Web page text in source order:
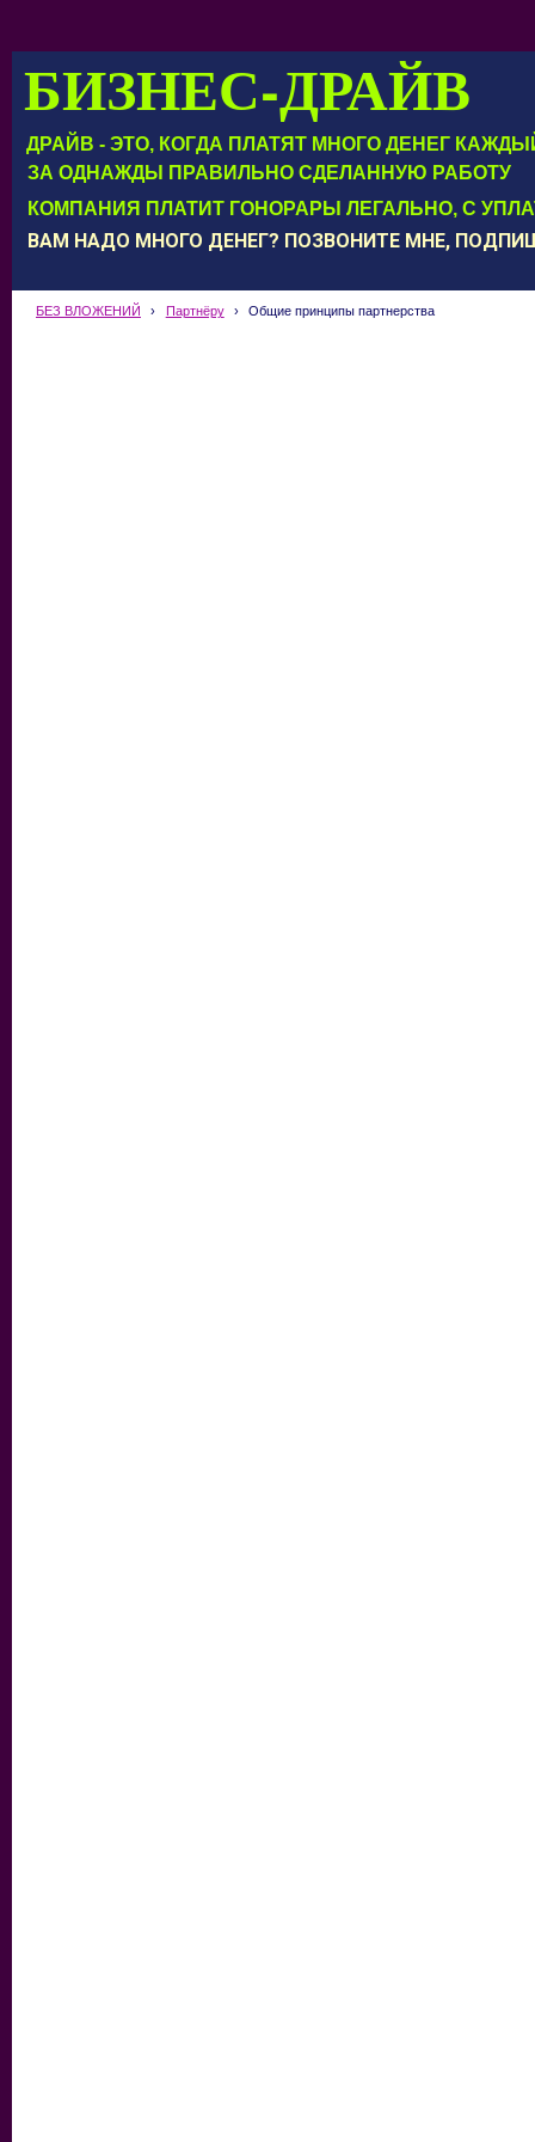
БИЗНЕС-ДРАЙВ
ДРАЙВ - ЭТО, КОГДА ПЛАТЯТ МНОГО ДЕНЕГ
КОМПАНИЯ ПЛАТИТ ГОНОРАРЫ ЛЕГАЛЬНО, С
ЗА ОДНАЖДЫ ПРАВИЛЬНО СДЕЛАННУЮ РАБОТУ
ВАМ НАДО МНОГО ДЕНЕГ? ПОЗВОНИТЕ МНЕ,
БЕЗ ВЛОЖЕНИЙ › Партнёру › Общие принципы партнерства